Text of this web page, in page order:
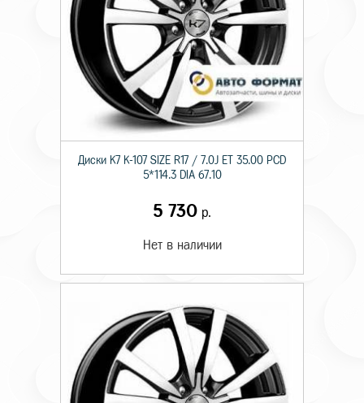
Диски K7 K-107 SIZE R17 / 7.0J ET 35.00 PCD
5*114.3 DIA 67.10
5 730 р.
Нет в наличии